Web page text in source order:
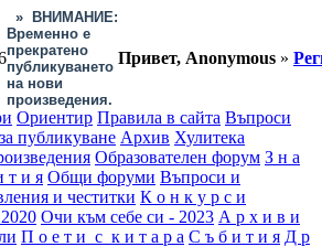
»
ВНИМАНИЕ:
Временно е
прекратено
публикуването
на нови
произведения.
Привет, Anonymous »
Ориентир Правила в сайта Въпроси
публикуване Архив Хулитека
Образователен форум З н а
т и я Общи форуми Въпроси и
и честитки К о н к у р с и
Очи към себе си - 2023 А р х и в и
П о е т и с к и т а р а С ъ б и т и я Д р